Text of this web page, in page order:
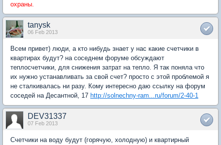
охраны.
tanysk
06 Feb 2013
Всем привет) люди, а кто нибудь знает у нас какие счетчики в
квартирах будут? на соседнем форуме обсуждают
теплосчетчики, для снижения затрат на тепло. Я так поняла что
их нужно устанавливать за свой счет? просто с этой проблемой я
не сталкивалась ни разу. Кому интересно даю ссылку на форум
соседей на Десантной, 17 http://solnechny-ram...ru/forum/2-40-1
DEV31337
07 Feb 2013
Счетчики на воду будут (горячую, холодную) и квартирный